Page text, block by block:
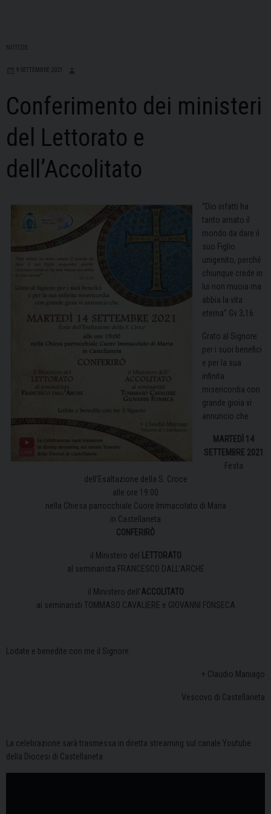
NOTIZIE
9 SETTEMBRE 2021
Conferimento dei ministeri
del Lettorato e
dell’Accolitato
“Dio infatti ha
tanto amato il
mondo da dare il
suo Figlio
unigenito, perché
chiunque crede in
lui non muoia ma
abbia la vita
eterna” Gv 3,16
Grato al Signore
per i suoi benefici
e per la sua
infinita
misericordia con
grande gioia vi
annuncio che
MARTEDÌ 14
SETTEMBRE 2021
Festa
dell’Esaltazione della S. Croce
alle ore 19:00
nella Chiesa parrocchiale Cuore Immacolato di Maria
in Castellaneta
CONFERIRÒ
il Ministero del
LETTORATO
al seminarista FRANCESCO DALL’ARCHE
il Ministero dell’ACCOLITATO
ai seminaristi TOMMASO CAVALIERE e GIOVANNI FONSECA
Lodate e benedite con me il Signore
+ Claudio Maniago
Vescovo di Castellaneta
La celebrazione sarà trasmessa in diretta streaming sul canale Youtube
della Diocesi di Castellaneta